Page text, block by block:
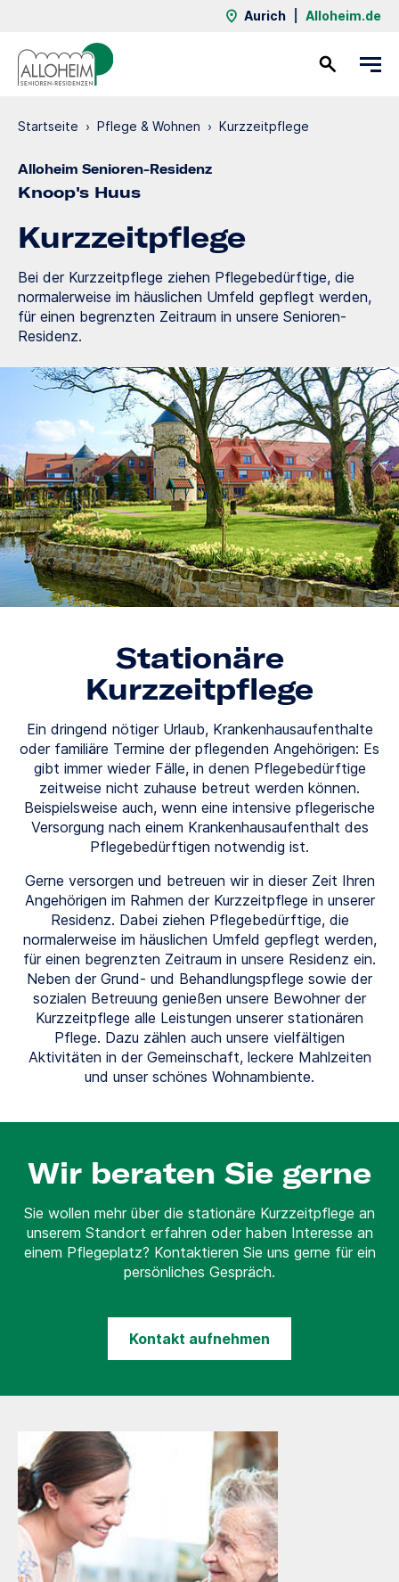
Aurich Alloheim.de
Startseite › Pflege & Wohnen › Kurzzeit­pflege
Alloheim Senioren-Residenz
Knoop's Huus
Kurzzeit­pflege
Bei der Kurzzeitpflege ziehen Pflegebedürftige, die
normalerweise im häuslichen Umfeld gepflegt werden,
für einen begrenzten Zeitraum in unsere Senioren-
Residenz.
Stationäre
Kurzzeitpflege
Ein dringend nötiger Urlaub, Krankenhausaufenthalte
oder familiäre Termine der pflegenden Angehörigen: Es
gibt immer wieder Fälle, in denen Pflegebedürftige
zeitweise nicht zuhause betreut werden können.
Beispielsweise auch, wenn eine intensive pflegerische
Versorgung nach einem Krankenhausaufenthalt des
Pflegebedürftigen notwendig ist.
Gerne versorgen und betreuen wir in dieser Zeit Ihren
Angehörigen im Rahmen der Kurzzeitpflege in unserer
Residenz. Dabei ziehen Pflegebedürftige, die
normalerweise im häuslichen Umfeld gepflegt werden,
für einen begrenzten Zeitraum in unsere Residenz ein.
Neben der Grund- und Behandlungspflege sowie der
sozialen Betreuung genießen unsere Bewohner der
Kurzzeitpflege alle Leistungen unserer stationären
Pflege. Dazu zählen auch unsere vielfältigen
Aktivitäten in der Gemeinschaft, leckere Mahlzeiten
und unser schönes Wohnambiente.
Wir beraten Sie gerne
Sie wollen mehr über die stationäre Kurzzeitpflege an
unserem Standort erfahren oder haben Interesse an
einem Pflegeplatz? Kontaktieren Sie uns gerne für ein
persönliches Gespräch.
Kontakt aufnehmen